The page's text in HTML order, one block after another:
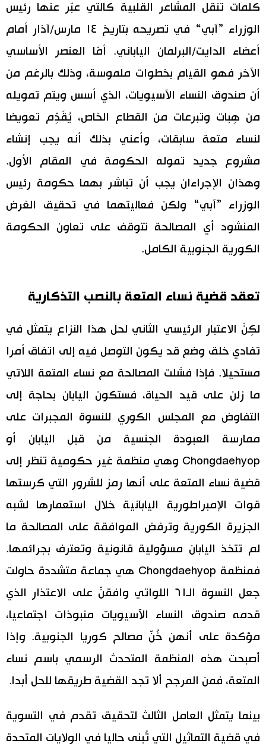
كلمات تنقل المشاعر القلبية كالتي عبّر عنها رئيس
الوزراء ”آبي“ في تصريحه بتاريخ ١٤ مارس/آذار أمام
أعضاء الدايت/البرلمان الياباني. أمّا العنصر الأساسي
الآخر فهو القيام بخطوات ملموسة، وذلك بالرغم من
أن صندوق النساء الآسيويات، الذي أسس ويتم تمويله
من هِبات وتبرعات من القطاع الخاص، يُقَدِّم تعويضا
لنساء متعة سابقات، وأعني بذلك أنه يجب إنشاء
مشروع جديد تموله الحكومة في المقام الأول.
وهذان الإجراءان يجب أن تباشر بهما حكومة رئيس
الوزراء ”آبي“ ولكن فعاليتهما في تحقيق الغرض
المنشود أي المصالحة تتوقف على تعاون الحكومة
الكورية الجنوبية الكامل.
تعقد قضية نساء المتعة بالنصب التذكارية
لكِنّ الاعتبار الرئيسي الثاني لحل هذا النزاع يتمثل في
تفادي خلق وضع قد يكون التوصل فيه إلى اتفاق أمرا
مستحيلا. فإذا فشلت المصالحة مع نساء المتعة اللاتي
ما زلن على قيد الحياة، فستكون اليابان بحاجة إلى
التفاوض مع المجلس الكوري للنسوة المجبرات على
ممارسة العبودة الجنسية من قبل اليابان أو
Chongdaehyop وهي منظمة غير حكومية تنظر إلى
قضية نساء المتعة على أنها رمز للشرور التي كرستها
قوات الإمبراطورية اليابانية خلال استعمارها لشبه
الجزيرة الكورية وترفض الموافقة على المصالحة ما
لم تتخذ اليابان مسؤولية قانونية وتعترف بجرائمها.
فمنظمة Chongdaehyop هي جماعة متشددة حاولت
جعل النسوة الـ٦١ اللواتي وافقنّ على الاعتذار الذي
قدمه صندوق النساء الآسيويات منبوذات اجتماعيا،
مؤكدة على أنهن خُنّ مصالح كوريا الجنوبية. وإذا
أصبحت هذه المنظمة المتحدث الرسمي باسم نساء
المتعة، فمن المرجح ألا تجد القضية طريقها للحل أبدا.
بينما يتمثل العامل الثالث لتحقيق تقدم في التسوية
في قضية التماثيل التي تُبنى حاليا في الولايات المتحدة